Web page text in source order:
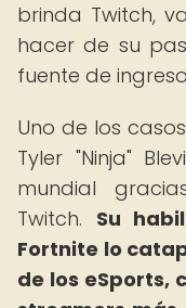
brinda Twitch,
hacer de su
fuente de
Uno de los
Tyler "Ninja"
mundial
Twitch. Su
Fortnite lo
de los eSports,